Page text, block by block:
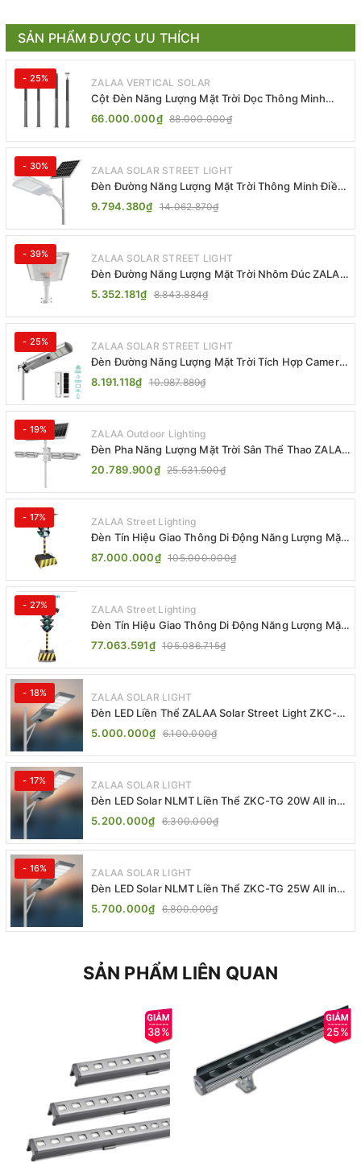
SẢN PHẨM ĐƯỢC ƯU THÍCH
- 25% ZALAA VERTICAL SOLAR
Cột Đèn Năng Lượng Mặt Trời Dọc Thông Minh
ZSR-YYDS-360 | ZALAA Jsc
66.000.000₫ 88.000.000₫
- 30% ZALAA SOLAR STREET LIGHT
Đèn Đường Năng Lượng Mặt Trời Thông Minh Điều
Khiển MPPT ZL-GMX01 ZALAA
9.794.380₫ 14.062.870₫
- 39% ZALAA SOLAR STREET LIGHT
Đèn Đường Năng Lượng Mặt Trời Nhôm Đúc ZALAA
ZL-BWH Cao Cấp IP65
5.352.181₫ 8.843.884₫
- 25% ZALAA SOLAR STREET LIGHT
Đèn Đường Năng Lượng Mặt Trời Tích Hợp Camera
ZALAA ZL-BJ04-CCTV (80W, IP65)
8.191.118₫ 10.987.889₫
- 19% ZALAA Outdoor Lighting
Đèn Pha Năng Lượng Mặt Trời Sân Thể Thao ZALAA
Jsc Chống Nước IP65 Cao Cấp
20.789.900₫ 25.531.500₫
- 17% ZALAA Street Lighting
Đèn Tín Hiệu Giao Thông Di Động Năng Lượng Mặt
Trời ZALAA ZL-300A-D
87.000.000₫ 105.000.000₫
- 27% ZALAA Street Lighting
Đèn Tín Hiệu Giao Thông Di Động Năng Lượng Mặt
Trời ZALAA ZL-409300C
77.063.591₫ 105.086.715₫
- 18% ZALAA SOLAR LIGHT
Đèn LED Liền Thể ZALAA Solar Street Light ZKC-
TG 20W 25W 30W All In One
5.000.000₫ 6.100.000₫
- 17% ZALAA SOLAR LIGHT
Đèn LED Solar NLMT Liền Thể ZKC-TG 20W All in
One | ZALAA Street Light
5.200.000₫ 6.300.000₫
- 16% ZALAA SOLAR LIGHT
Đèn LED Solar NLMT Liền Thể ZKC-TG 25W All in
One | ZALAA Street Light
5.700.000₫ 6.800.000₫
SẢN PHẨM LIÊN QUAN
38% 25%